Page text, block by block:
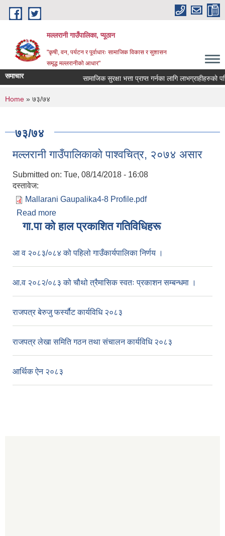
Skip to main content
मल्लरानी गाउँपालिका, प्यूठान
"कृषी, वन, पर्यटन र पूर्वाधारः सामाजिक विकास र सुशासन
समृद्ध मल्लरानीको आधार"
समाचार सामाजिक सुरक्षा भत्ता प्राप्त गर्नका लागि लाभग्राहीहरुको
You are here
Home » ७३/७४
७३/७४
मल्लरानी गाउँपालिकाकाे पाश्वचित्र, २०७४ असार
Submitted on: Tue, 08/14/2018 - 16:08
दस्तावेज:
Mallarani Gaupalika4-8 Profile.pdf
Read more
गा.पा काे हाल प्रकाशित गतिविधिहरू
आ व २०८३/०८४ को पहिलो गाउँकार्यपालिका निर्णय ।
आ.व २०८२/०८३ को चौथो त्रैमासिक स्वतः प्रकाशन सम्बन्धमा ।
राजपत्र बेरुजु फर्स्यौट कार्यविधि २०८३
राजपत्र लेखा समिति गठन तथा संचालन कार्यविधि २०८३
आर्थिक ऐन २०८३